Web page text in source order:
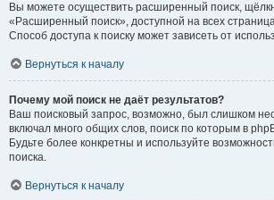
Вы можете осуществить расширенный поиск,
«Расширенный поиск», доступной на всех
Способ доступа к поиску может зависеть от
Вернуться к началу
Почему мой поиск не даёт результатов?
Ваш поисковый запрос, возможно, был слишком
включал много общих слов, поиск по которым в
Будьте более конкретны и используйте
поиска.
Вернуться к началу